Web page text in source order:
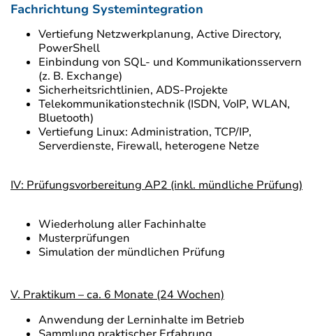
Fachrichtung Systemintegration
Vertiefung Netzwerkplanung, Active Directory,
PowerShell
Einbindung von SQL- und Kommunikationsservern
(z. B. Exchange)
Sicherheitsrichtlinien, ADS-Projekte
Telekommunikationstechnik (ISDN, VoIP, WLAN,
Bluetooth)
Vertiefung Linux: Administration, TCP/IP,
Serverdienste, Firewall, heterogene Netze
IV: Prüfungsvorbereitung AP2 (inkl. mündliche Prüfung)
Wiederholung aller Fachinhalte
Musterprüfungen
Simulation der mündlichen Prüfung
V. Praktikum – ca. 6 Monate (24 Wochen)
Anwendung der Lerninhalte im Betrieb